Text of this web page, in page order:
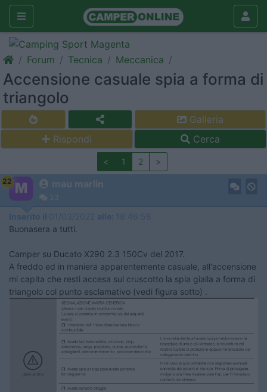
Forum Tecnica Meccanica
Accensione casuale spia a forma di
triangolo
Galleria
Rispondi
Cerca
< 1 2 >
22 mau marlin
33
Inserito il 01/03/2022 alle: 18:46:58
Buonasera a tutti.
Camper su Ducato X290 2.3 150Cv del 2017.
A freddo ed in maniera apparentemente casuale, all'accensione
mi capita che resti accesa sul cruscotto la spia gialla a forma di
triangolo col punto esclamativo (vedi figura sotto) .